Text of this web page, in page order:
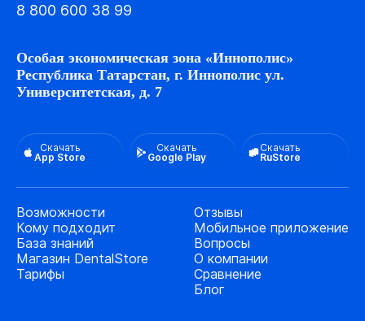
8 800 600 38 99
Особая экономическая зона «Иннополис»
Республика Татарстан, г. Иннополис ул.
Университетская, д. 7
Скачать
App Store
Скачать
Google Play
Скачать
RuStore
Возможности
Кому подходит
База знаний
Магазин DentalStore
Тарифы
Отзывы
Мобильное приложение
Вопросы
О компании
Сравнение
Блог